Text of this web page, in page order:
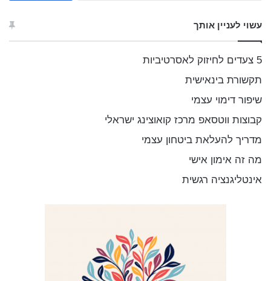
עשוי לעניין אותך
5 צעדים לחיזוק לאסרטיביות
תקשורת בינאישית
שיפור דימוי עצמי
קבוצות ווטסאפ מרכז קואוצינג ישראלי
מדריך להעלאת ביטחון עצמי
מה זה אימון אישי
אינטליגנציה רגשית